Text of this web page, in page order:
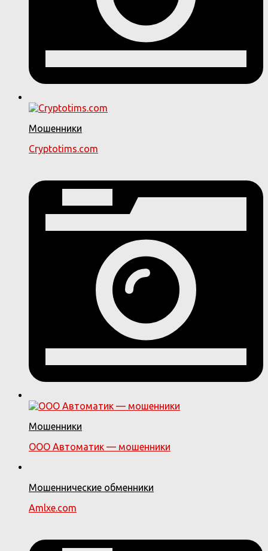
Мошенники
Cryptotims.com
Мошенники
ООО Автоматик — мошенники
Мошеннические обменники
Amlxe.com